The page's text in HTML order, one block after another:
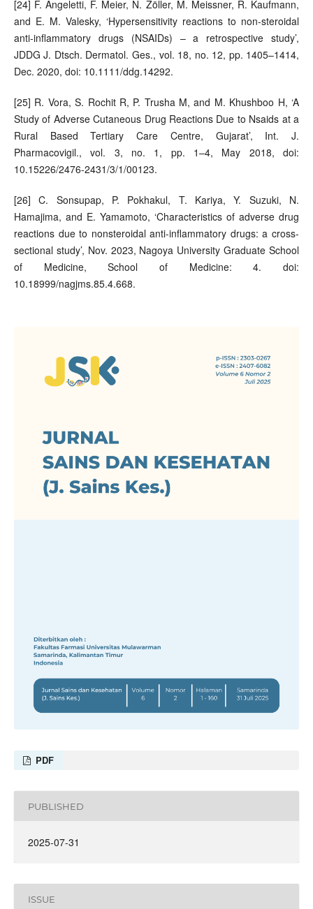
[24] F. Angeletti, F. Meier, N. Zöller, M. Meissner, R. Kaufmann,
and E. M. Valesky, ‘Hypersensitivity reactions to non‐steroidal
anti‐inflammatory drugs (NSAIDs) – a retrospective study’,
JDDG J. Dtsch. Dermatol. Ges., vol. 18, no. 12, pp. 1405–1414,
Dec. 2020, doi: 10.1111/ddg.14292.
[25] R. Vora, S. Rochit R, P. Trusha M, and M. Khushboo H, ‘A
Study of Adverse Cutaneous Drug Reactions Due to Nsaids at a
Rural Based Tertiary Care Centre, Gujarat’, Int. J.
Pharmacovigil., vol. 3, no. 1, pp. 1–4, May 2018, doi:
10.15226/2476-2431/3/1/00123.
[26] C. Sonsupap, P. Pokhakul, T. Kariya, Y. Suzuki, N.
Hamajima, and E. Yamamoto, ‘Characteristics of adverse drug
reactions due to nonsteroidal anti-inflammatory drugs: a cross-
sectional study’, Nov. 2023, Nagoya University Graduate School
of Medicine, School of Medicine: 4. doi:
10.18999/nagjms.85.4.668.
PDF
PUBLISHED
2025-07-31
ISSUE